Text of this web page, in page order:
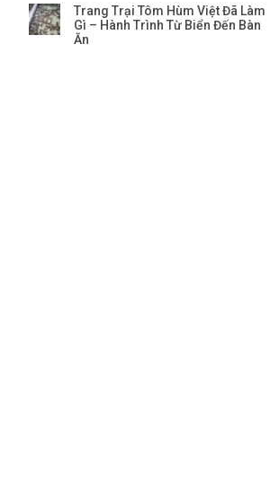
Trang Trại Tôm Hùm Việt Đã Làm
Gì – Hành Trình Từ Biển Đến Bàn
Ăn